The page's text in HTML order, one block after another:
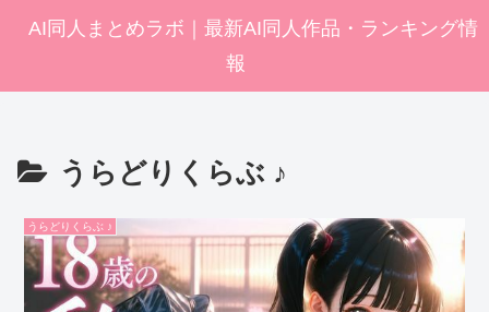
AI同人まとめラボ｜最新AI同人作品・ランキング情
報
うらどりくらぶ ♪
うらどりくらぶ ♪